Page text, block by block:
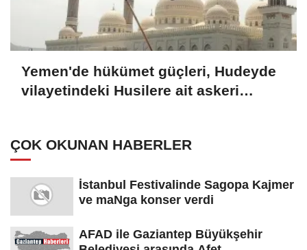
Yemen'de hükümet güçleri, Hudeyde
vilayetindeki Husilere ait askeri
ÇOK OKUNAN HABERLER
İstanbul Festivalinde Sagopa Kajmer
ve maNga konser verdi
AFAD ile Gaziantep Büyükşehir